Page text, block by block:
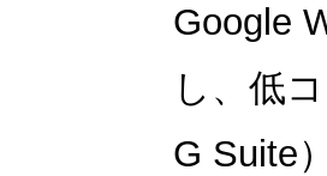
Google
し、低
G Suite